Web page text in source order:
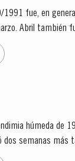
1991 fue, en
Abril también
y seco y la floración...
húmeda de
más tarde que lo normal a